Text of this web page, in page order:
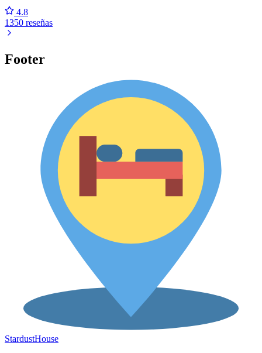
4.8
1350 reseñas
Footer
StardustHouse